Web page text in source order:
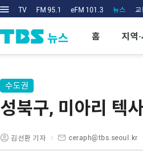
TV FM 95.1 eFM 101.3 뉴스 교
홈 지역
수도권
성북구, 미아리 텍
김선환 기자 ceraph@tbs.seoul.kr